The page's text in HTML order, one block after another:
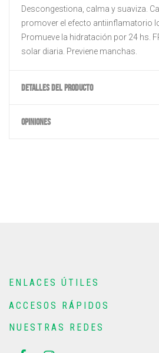
Descongestiona, calma y suaviza.
promover el efecto antiinflamatorio
Promueve la hidratación por 24 hs.
solar diaria. Previene manchas.
DETALLES DEL PRODUCTO
OPINIONES
ENLACES ÚTILES
ACCESOS RÁPIDOS
NUESTRAS REDES